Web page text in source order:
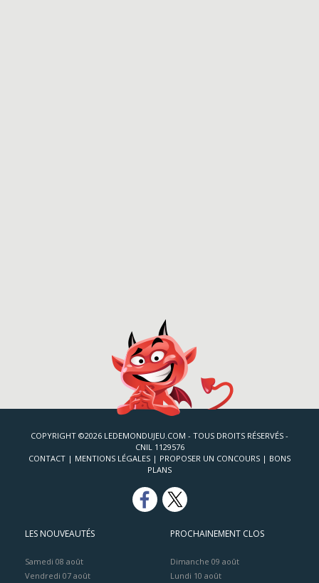
COPYRIGHT ©2026 LEDEMONDUJEU.COM - TOUS DROITS RÉSERVÉS -
CNIL 1129576
CONTACT | MENTIONS LÉGALES | PROPOSER UN CONCOURS | BONS
PLANS
LES NOUVEAUTÉS
Samedi 08 août
Vendredi 07 août
PROCHAINEMENT CLOS
Dimanche 09 août
Lundi 10 août